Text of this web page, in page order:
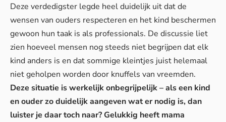
Deze verdedigster legde heel duidelijk uit dat de
wensen van ouders respecteren en het kind beschermen
gewoon hun taak is als professionals. De discussie liet
zien hoeveel mensen nog steeds niet begrijpen dat elk
kind anders is en dat sommige kleintjes juist helemaal
niet geholpen worden door knuffels van vreemden.
Deze situatie is werkelijk onbegrijpelijk – als een kind
en ouder zo duidelijk aangeven wat er nodig is, dan
luister je daar toch naar? Gelukkig heeft mama